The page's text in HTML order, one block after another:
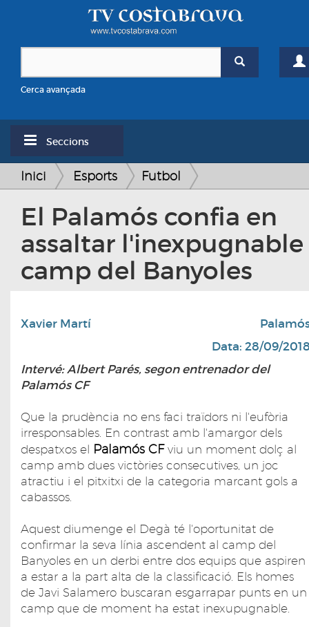
Cerca avançada
Seccions
Inici Esports Futbol
El Palamós confia en
assaltar l'inexpugnable
camp del Banyoles
Xavier Martí
Data: 28/09/
Intervé: Albert Parés, segon entrenador del
Palamós CF
Que la prudència no ens faci traïdors ni l'eufòria
irresponsables. En contrast amb l'amargor dels
despatxos el Palamós CFviu un moment dolç al
camp amb dues victòries consecutives, un joc
atractiu i el pitxitxi de la categoria marcant gols a
cabassos.
Aquest diumenge el Degà té l'oportunitat de
confirmar la seva línia ascendent al camp del
Banyoles en un derbi entre dos equips que aspiren
a estar a la part alta de la classificació. Els homes
de Javi Salamero buscaran esgarrapar punts en un
camp que de moment ha estat inexupugnable.